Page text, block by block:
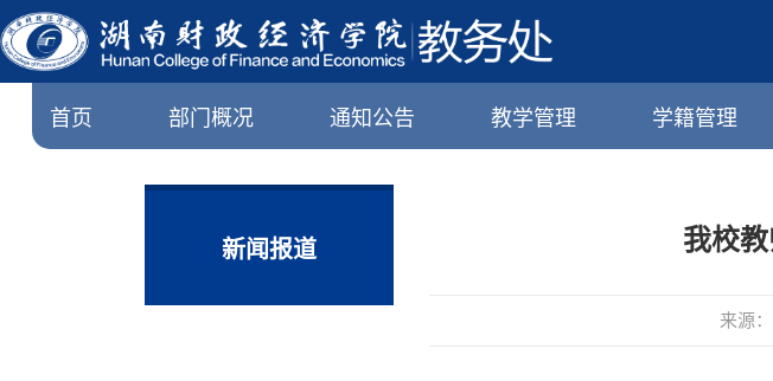
首页 部门概况 通知公告 教学管理 学籍管理
新闻报道 我校
来源：